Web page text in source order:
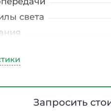
света
температур
электрического тока
Запросить